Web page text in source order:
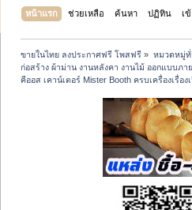
หน้าแรก ช่วยเหลือ ค้นหา ปฏิทิน เ
ขายในไทย ลงประกาศฟรี โพสฟรี » หมวดหมู่ทั่
ก่อสร้าง ผ้าม่าน งานหลังคา งานไม้ ออกแบบภ
คีออส เคาน์เตอร์ Mister Booth ครบเครื่องเรื่อ